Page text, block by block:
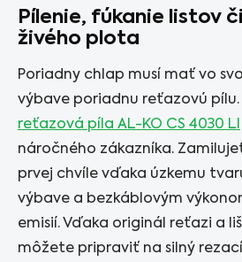
Pílenie, fúkanie listov
živého plota
Poriadny chlap musí mať vo
výbave poriadnu reťazovú pílu.
reťazová píla AL-KO CS 4030 LI
náročného zákazníka.
prvej chvíle vďaka úzkemu
výbave a bezkáblovým
emisií. Vďaka originál reťazi a
môžete pripraviť na silný